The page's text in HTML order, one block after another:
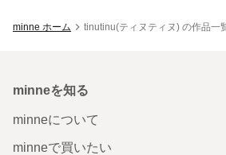
minne ホーム tinutinu(ティヌティヌ) の作品一
minneを知る
minneについて
minneで買いたい